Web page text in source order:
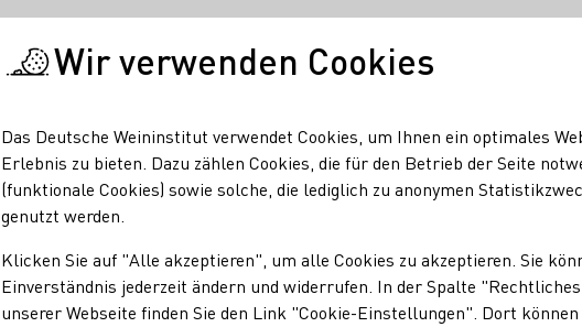
Wir verwenden Cookies
Das Deutsche Weininstitut verwendet Cookies, um Ihnen ein optimales
Erlebnis zu bieten. Dazu zählen Cookies, die für den Betrieb der Seite
(funktionale Cookies) sowie solche, die lediglich zu anonymen
genutzt werden.
Klicken Sie auf "Alle akzeptieren", um alle Cookies zu akzeptieren. Sie
Einverständnis jederzeit ändern und widerrufen. In der Spalte
unserer Webseite finden Sie den Link "Cookie-Einstellungen". Dort können